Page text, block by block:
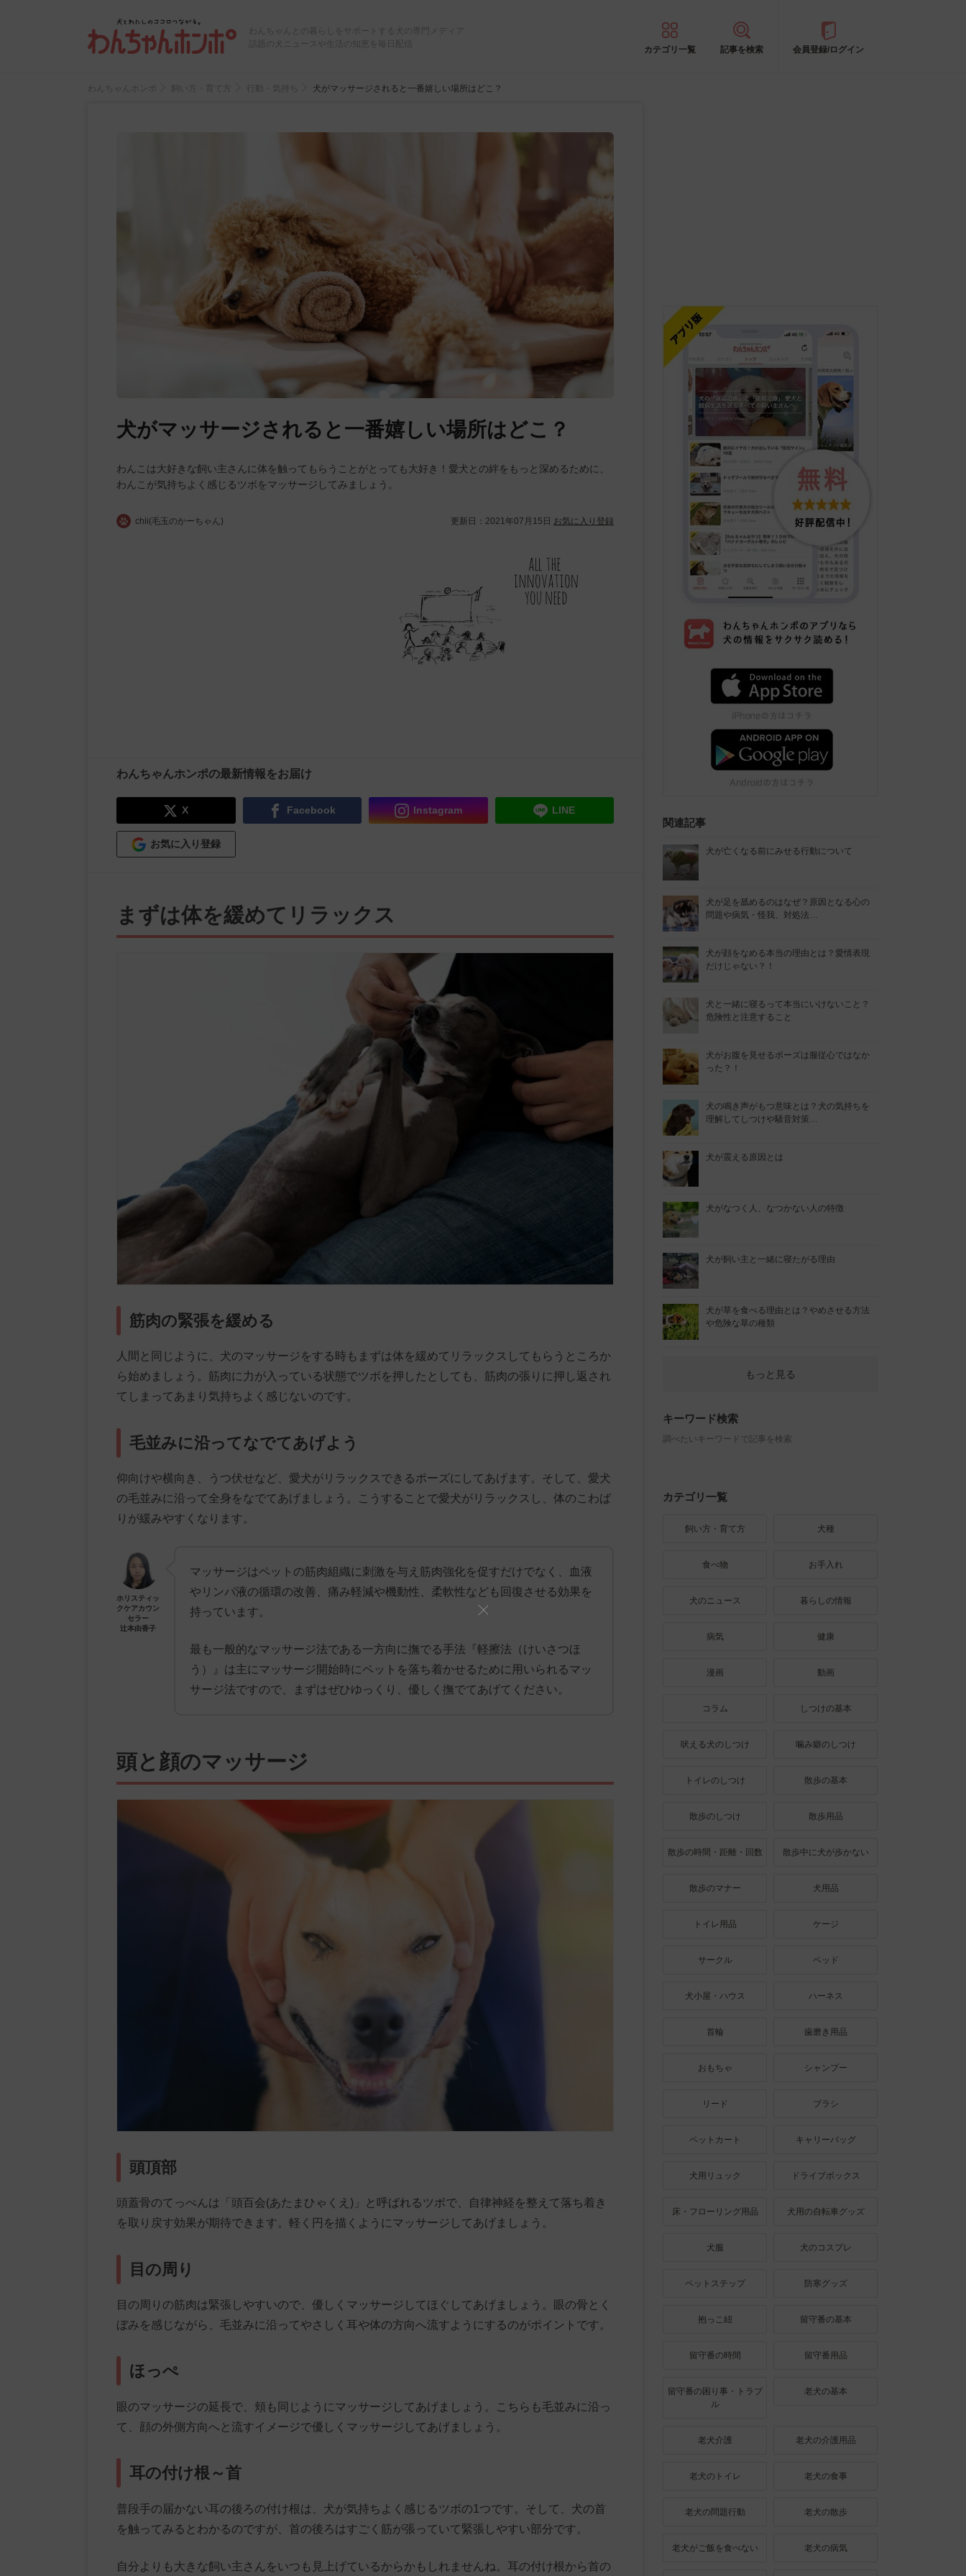
わんちゃんとの暮らしをサポートする犬の専門メディア
話題の犬ニュースや生活の知恵を毎日配信
カテゴリ一覧 記事を検索 会員登録/ログイン
わんちゃんホンポ 飼い方・育て方 行動・気持ち 犬がマッサージされると一番嬉しい場所はどこ？
犬がマッサージされると一番嬉しい場所はどこ？
わんこは大好きな飼い主さんに体を触ってもらうことがとっても大好き！愛犬との絆をもっと深めるために、
わんこが気持ちよく感じるツボをマッサージしてみましょう。
chii(毛玉のかーちゃん) 更新日： 2021年07月15日 お気に入り登録
わんちゃんホンポの最新情報をお届け
X Facebook Instagram LINE
お気に入り登録
まずは体を緩めてリラックス
筋肉の緊張を緩める
人間と同じように、犬のマッサージをする時もまずは体を緩めてリラックスしてもらうところか
ら始めましょう。筋肉に力が入っている状態でツボを押したとしても、筋肉の張りに押し返され
てしまってあまり気持ちよく感じないのです。
毛並みに沿ってなでてあげよう
仰向けや横向き、うつ伏せなど、愛犬がリラックスできるポーズにしてあげます。そして、愛犬
の毛並みに沿って全身をなでてあげましょう。こうすることで愛犬がリラックスし、体のこわば
りが緩みやすくなります。
ホリスティッ
クケアカウン
セラー
辻本由香子
マッサージはペットの筋肉組織に刺激を与え筋肉強化を促すだけでなく、血液
やリンパ液の循環の改善、痛み軽減や機動性、柔軟性なども回復させる効果を
持っています。
最も一般的なマッサージ法である一方向に撫でる手法『軽擦法（けいさつほ
う）』は主にマッサージ開始時にペットを落ち着かせるために用いられるマッ
サージ法ですので、まずはぜひゆっくり、優しく撫でてあげてください。
頭と顔のマッサージ
頭頂部
頭蓋骨のてっぺんは「頭百会(あたまひゃくえ)」と呼ばれるツボで、自律神経を整えて落ち着き
を取り戻す効果が期待できます。軽く円を描くようにマッサージしてあげましょう。
目の周り
目の周りの筋肉は緊張しやすいので、優しくマッサージしてほぐしてあげましょう。眼の骨とく
ぼみを感じながら、毛並みに沿ってやさしく耳や体の方向へ流すようにするのがポイントです。
ほっぺ
眼のマッサージの延長で、頬も同じようにマッサージしてあげましょう。こちらも毛並みに沿っ
て、顔の外側方向へと流すイメージで優しくマッサージしてあげましょう。
耳の付け根～首
普段手の届かない耳の後ろの付け根は、犬が気持ちよく感じるツボの1つです。そして、犬の首
を触ってみるとわかるのですが、首の後ろはすごく筋が張っていて緊張しやすい部分です。
自分よりも大きな飼い主さんをいつも見上げているからかもしれませんね。耳の付け根から首の
関連記事
犬が亡くなる前にみせる行動について
犬が足を舐めるのはなぜ？原因となる心の
問題や病気・怪我、対処法…
犬が顔をなめる本当の理由とは？愛情表現
だけじゃない？！
犬と一緒に寝るって本当にいけないこと？
危険性と注意すること
犬がお腹を見せるポーズは服従心ではなか
った？！
犬の鳴き声がもつ意味とは？犬の気持ちを
理解してしつけや騒音対策…
犬が震える原因とは
犬がなつく人、なつかない人の特徴
犬が飼い主と一緒に寝たがる理由
犬が草を食べる理由とは？やめさせる方法
や危険な草の種類
もっと見る
キーワード検索
調べたいキーワードで記事を検索
カテゴリ一覧
飼い方・育て方 犬種
食べ物 お手入れ
犬のニュース 暮らしの情報
病気 健康
漫画 動画
コラム しつけの基本
吠える犬のしつけ 噛み癖のしつけ
トイレのしつけ 散歩の基本
散歩のしつけ 散歩用品
散歩の時間・距離・回数 散歩中に犬が歩かない
散歩のマナー 犬用品
トイレ用品 ケージ
サークル ベッド
犬小屋・ハウス ハーネス
首輪 歯磨き用品
おもちゃ シャンプー
リード ブラシ
ペットカート キャリーバッグ
犬用リュック ドライブボックス
床・フローリング用品 犬用の自転車グッズ
犬服 犬のコスプレ
ペットステップ 防寒グッズ
抱っこ紐 留守番の基本
留守番の時間 留守番用品
留守番の困り事・トラブ
ル
老犬の基本
老犬介護 老犬の介護用品
老犬のトイレ 老犬の食事
老犬の問題行動 老犬の散歩
老犬がご飯を食べない 老犬の病気